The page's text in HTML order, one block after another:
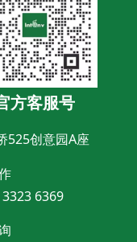
方客服号
525创意园A座
6369